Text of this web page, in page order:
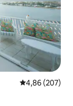
Évaluation
4,86 (207)